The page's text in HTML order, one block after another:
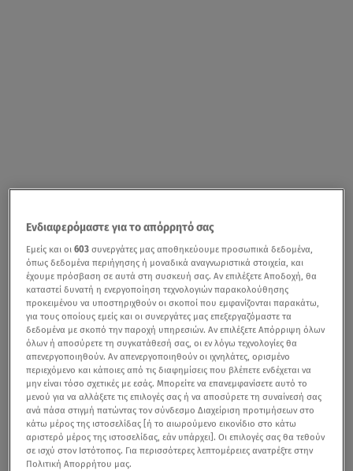
Ενδιαφερόμαστε για το απόρρητό σας
Εμείς και οι603 συνεργάτες μας αποθηκεύουμε προσωπικά δεδομένα,
όπως δεδομένα περιήγησης ή μοναδικά αναγνωριστικά στοιχεία, και
έχουμε πρόσβαση σε αυτά στη συσκευή σας. Αν επιλέξετε Αποδοχή, θα
καταστεί δυνατή η ενεργοποίηση τεχνολογιών παρακολούθησης
προκειμένου να υποστηριχθούν οι σκοποί που εμφανίζονται παρακάτω,
για τους οποίους εμείς και οι συνεργάτες μας επεξεργαζόμαστε τα
δεδομένα με σκοπό την παροχή υπηρεσιών. Αν επιλέξετε Απόρριψη όλων
όλων ή αποσύρετε τη συγκατάθεσή σας, οι εν λόγω τεχνολογίες θα
απενεργοποιηθούν. Αν απενεργοποιηθούν οι ιχνηλάτες, ορισμένο
περιεχόμενο και κάποιες από τις διαφημίσεις που βλέπετε ενδέχεται να
μην είναι τόσο σχετικές με εσάς. Μπορείτε να επανεμφανίσετε αυτό το
μενού για να αλλάξετε τις επιλογές σας ή να αποσύρετε τη συναίνεσή σας
ανά πάσα στιγμή πατώντας τον σύνδεσμο Διαχείριση προτιμήσεων στο
κάτω μέρος της ιστοσελίδας [ή το αιωρούμενο εικονίδιο στο κάτω
αριστερό μέρος της ιστοσελίδας, εάν υπάρχει]. Οι επιλογές σας θα τεθούν
σε ισχύ στον Ιστότοπος. Για περισσότερες λεπτομέρειες ανατρέξτε στην
Πολιτική Απορρήτου μας.